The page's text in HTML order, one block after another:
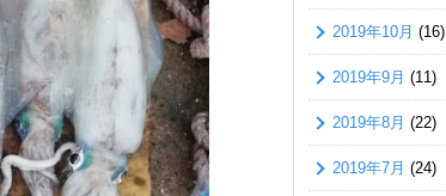
2019年10月 (16)
2019年9月 (11)
2019年8月 (22)
2019年7月 (24)